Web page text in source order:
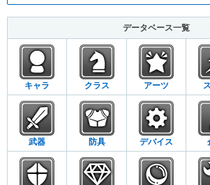
データベース一覧
キャラ クラス アーツ
武器 防具 デバイス